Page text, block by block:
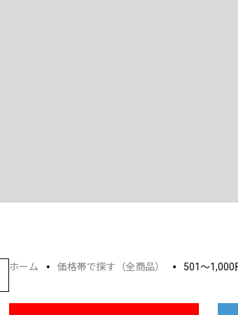
ホーム 価格帯で探す（全商品） 501～1,000